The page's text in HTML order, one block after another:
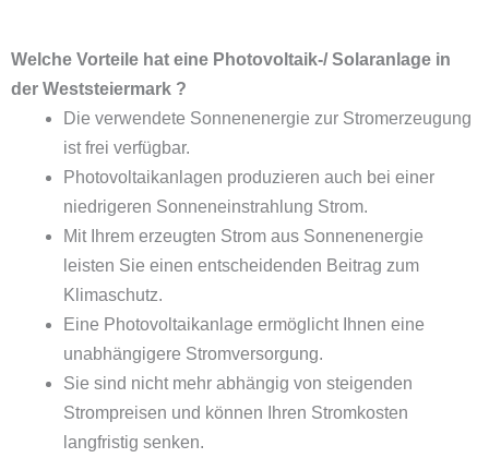
Welche Vorteile hat eine Photovoltaik-/ Solaranlage in
der Weststeiermark ?
Die verwendete Sonnenenergie zur Stromerzeugung
ist frei verfügbar.
Photovoltaikanlagen produzieren auch bei einer
niedrigeren Sonneneinstrahlung Strom.
Mit Ihrem erzeugten Strom aus Sonnenenergie
leisten Sie einen entscheidenden Beitrag zum
Klimaschutz.
Eine Photovoltaikanlage ermöglicht Ihnen eine
unabhängigere Stromversorgung.
Sie sind nicht mehr abhängig von steigenden
Strompreisen und können Ihren Stromkosten
langfristig senken.